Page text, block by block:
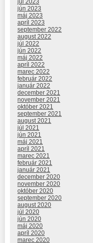
jún 2023
máj 2023
apríl 2023
september 2022
august 2022
júl 2022
jún 2022
máj 2022
apríl 2022
marec 2022
február 2022
január 2022
december 2021
november 2021
október 2021
september 2021
august 2021
júl 2021
jún 2021
máj 2021
apríl 2021
marec 2021
február 2021
január 2021
december 2020
november 2020
október 2020
september 2020
august 2020
júl 2020
jún 2020
máj 2020
apríl 2020
marec 2020